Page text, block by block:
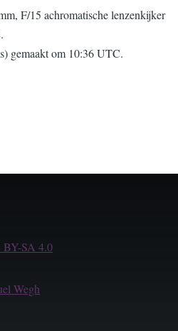
F/15 achromatische lenzenkijker
gemaakt om 10:36 UTC.
BY-SA 4.0
Wegh